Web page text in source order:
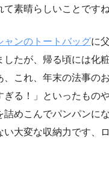
素晴らしいことです
ャンのトートバッグに
したが、帰る頃には化
、これ、年末の法事の
ぎる！」といったもの
詰めこんでパンパンに
い大変な収納力です、